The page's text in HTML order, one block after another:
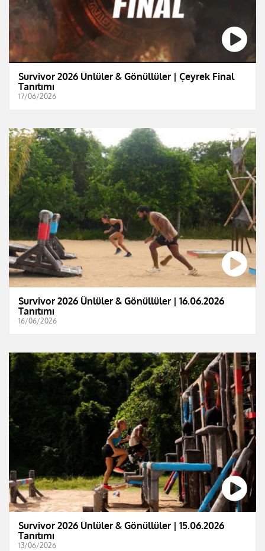
Survivor 2026 Ünlüler & Gönüllüler | Çeyrek Final
Tanıtımı
17/06/2026
Survivor 2026 Ünlüler & Gönüllüler | 16.06.2026
Tanıtımı
16/06/2026
Survivor 2026 Ünlüler & Gönüllüler | 15.06.2026
Tanıtımı
13/06/2026